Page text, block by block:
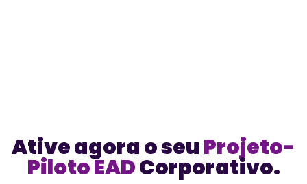
Ative agora o seuProjeto-
Piloto EADCorporativo.